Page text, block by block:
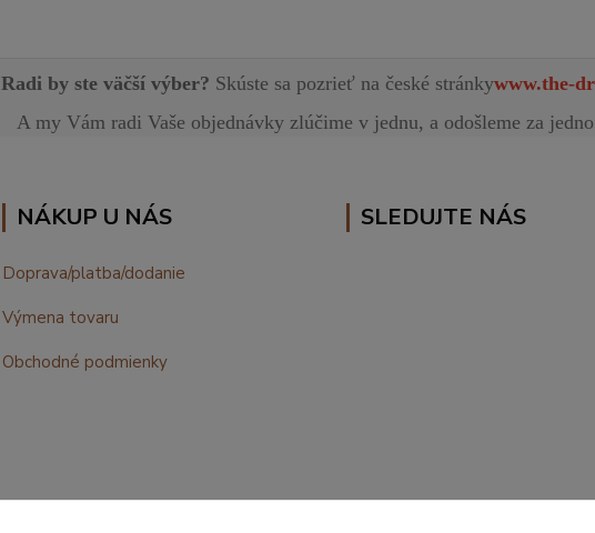
Radi by ste väčší výber? Skúste sa pozrieť na české stránkywww.the-
A my Vám radi Vaše objednávky zlúčime v jednu, a odošleme za
NÁKUP U NÁS
Doprava/platba/dodanie
Výmena tovaru
Obchodné podmienky
SLEDUJTE NÁS